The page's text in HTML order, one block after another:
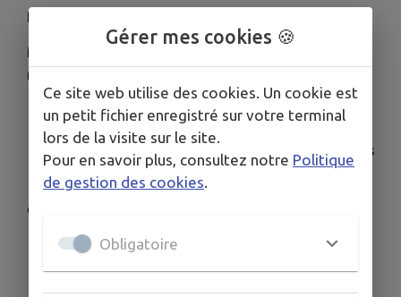
public.
Merci à chacun de veiller au respect de cette
règle essentielle.
Le stationnement des véhicules sur les trottoirs
est strictement interdit.
Cette interdiction vise à :
- préserver la sécurité des piétons ;
Gérer mes cookies 🍪
Ce site web utilise des cookies. Un cookie est
un petit fichier enregistré sur votre terminal
lors de la visite sur le site.
Pour en savoir plus, consultez notre Politique
de gestion des cookies.
Obligatoire